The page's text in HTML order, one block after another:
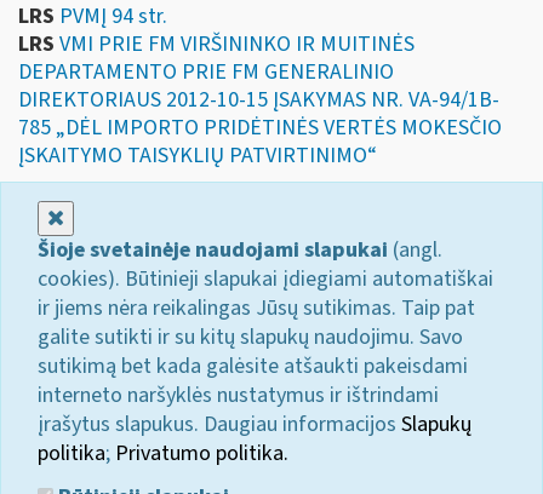
LRS PVMĮ 94 str.
LRS VMI PRIE FM VIRŠININKO IR MUITINĖS
DEPARTAMENTO PRIE FM GENERALINIO
DIREKTORIAUS 2012-10-15 ĮSAKYMAS NR. VA-94/1B-
785 „DĖL IMPORTO PRIDĖTINĖS VERTĖS MOKESČIO
ĮSKAITYMO TAISYKLIŲ PATVIRTINIMO“
Šioje svetainėje naudojami slapukai (angl.
cookies). Būtinieji slapukai įdiegiami automatiškai
ir jiems nėra reikalingas Jūsų sutikimas. Taip pat
galite sutikti ir su kitų slapukų naudojimu. Savo
sutikimą bet kada galėsite atšaukti pakeisdami
interneto naršyklės nustatymus ir ištrindami
įrašytus slapukus. Daugiau informacijos Slapukų
politika; Privatumo politika.